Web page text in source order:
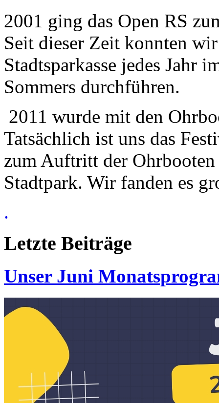
2001 ging das Open RS
Seit dieser Zeit konnten
Stadtsparkasse jedes Jahr
Sommers durchführen.
2011 wurde mit den
Tatsächlich ist uns das
zum Auftritt der
Stadtpark. Wir fanden es
.
Letzte Beiträge
Unser Juni